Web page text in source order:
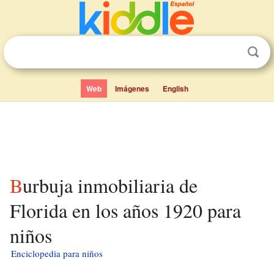
Web Imágenes English
Burbuja inmobiliaria de
Florida en los años 1920 para
niños
Enciclopedia para niños